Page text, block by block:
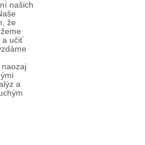
našich
že
a učiť
a